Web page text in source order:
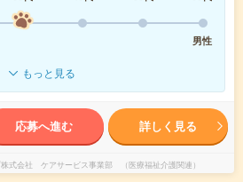
男性
もっと見る
応募へ進む 詳しく見る
式会社 ケアサービス事業部 （医療福祉介護関連）